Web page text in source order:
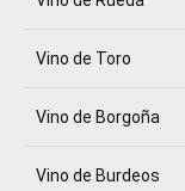
Vino de Toro
Vino de Borgoña
Vino de Burdeos